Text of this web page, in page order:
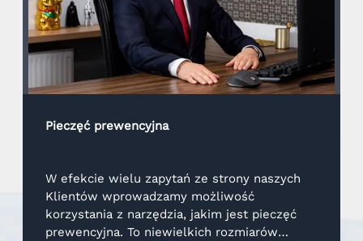
Pieczęć prewencyjna
W efekcie wielu zapytań ze strony naszych
Klientów wprowadzamy możliwość
korzystania z narzędzia, jakim jest pieczęć
prewencyjna. To niewielkich rozmiarów